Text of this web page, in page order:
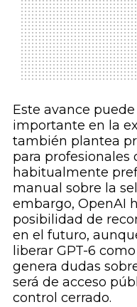
Este avance
importante en la
también plantea
para profesionales
habitualmente
manual sobre la
embargo, OpenAI
posibilidad de
en el futuro,
liberar GPT-6
genera dudas
será de acceso
control cerrado.